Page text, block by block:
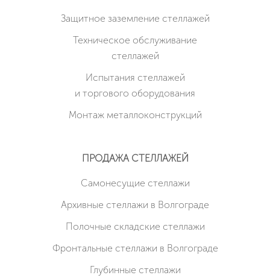
Защитное заземление стеллажей
Техническое обслуживание
стеллажей
Испытания стеллажей
и торгового оборудования
Монтаж металлоконструкций
ПРОДАЖА СТЕЛЛАЖЕЙ
Cамонесущие стеллажи
Архивные стеллажи в Волгограде
Полочные складские стеллажи
Фронтальные стеллажи в Волгограде
Глубинные стеллажи